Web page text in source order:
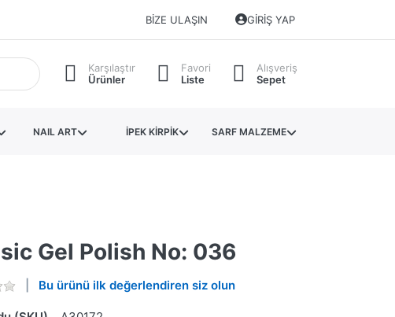
BIZE ULAŞIN GIRIŞ YAP
Karşılaştır
Ürünler
Favori
Liste
Alışveriş
Sepet
NAIL ART İPEK KİRPİK SARF MALZEME
Gel Polish No: 036
Bu ürünü ilk değerlendiren siz olun